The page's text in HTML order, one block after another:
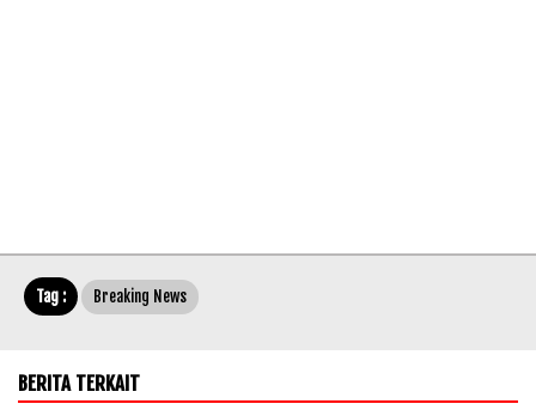
Tag : Breaking News
BERITA TERKAIT